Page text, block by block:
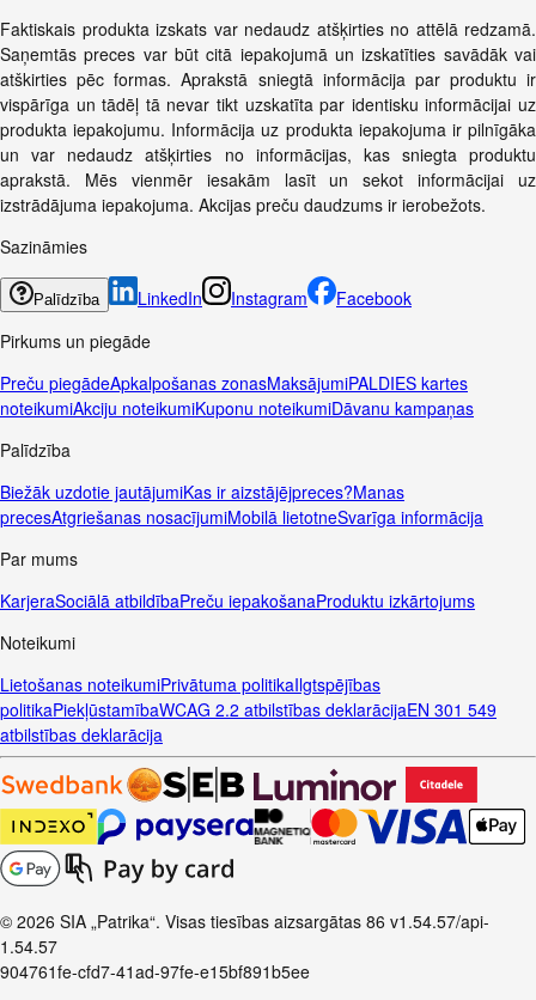
Faktiskais produkta izskats var nedaudz atšķirties no attēlā redzamā.
Saņemtās preces var būt citā iepakojumā un izskatīties savādāk vai
atškirties pēc formas. Aprakstā sniegtā informācija par produktu ir
vispārīga un tādēļ tā nevar tikt uzskatīta par identisku informācijai uz
produkta iepakojumu. Informācija uz produkta iepakojuma ir pilnīgāka
un var nedaudz atšķirties no informācijas, kas sniegta produktu
aprakstā. Mēs vienmēr iesakām lasīt un sekot informācijai uz
izstrādājuma iepakojuma. Akcijas preču daudzums ir ierobežots.
Sazināmies
Palīdzība LinkedIn Instagram
Facebook
Pirkums un piegāde
Preču piegādeApkalpošanas zonasMaksājumiPALDIES kartes
noteikumiAkciju noteikumiKuponu noteikumiDāvanu kampaņas
Palīdzība
Biežāk uzdotie jautājumiKas ir aizstājējpreces?Manas
precesAtgriešanas nosacījumiMobilā lietotneSvarīga informācija
Par mums
KarjeraSociālā atbildībaPreču iepakošanaProduktu izkārtojums
Noteikumi
Lietošanas noteikumiPrivātuma politikaIlgtspējības
politikaPiekļūstamībaWCAG 2.2 atbilstības deklarācijaEN 301 549
atbilstības deklarācija
© 2026 SIA „Patrika“. Visas tiesības aizsargātas 86 v1.54.57/api-
1.54.57
904761fe-cfd7-41ad-97fe-e15bf891b5ee